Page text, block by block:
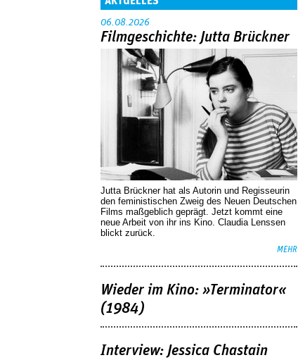
06.08.2026
Filmgeschichte: Jutta Brückner
Jutta Brückner hat als Autorin und Regisseurin
den feministischen Zweig des Neuen Deutschen
Films maßgeblich geprägt. Jetzt kommt eine
neue Arbeit von ihr ins Kino. Claudia Lenssen
blickt zurück.
MEHR
Wieder im Kino: »Terminator«
(1984)
Interview: Jessica Chastain